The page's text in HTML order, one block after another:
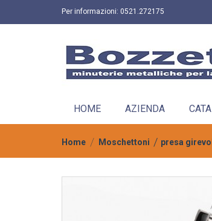
Per informazioni: 0521.272175
HOME AZIENDA
Home Moschettoni presa